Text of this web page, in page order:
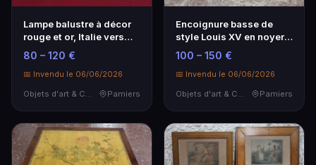
Lampe balustre à décor
rouge et or, Italie vers
1960, h.
80 – 120 €
📅 Invendu le 06/06/2026
Objets d'art & Curiosités
Pamiers
Encoignure basse de
style Louis XV en noyer,
h.
100 – 150 €
📅 Invendu le 06/06/2026
Objets d'art & Curiosités
Pamiers